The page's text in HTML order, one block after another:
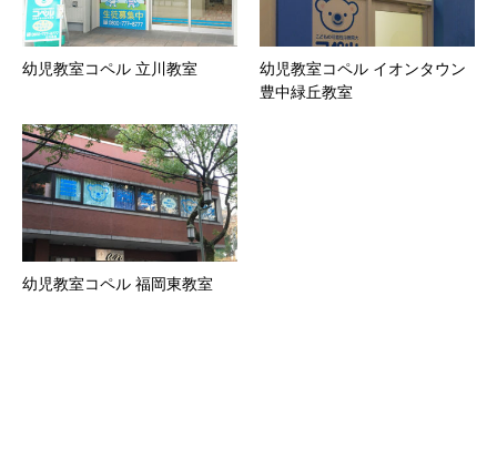
幼児教室コペル 立川教室
幼児教室コペル イオンタウン
豊中緑丘教室
幼児教室コペル 福岡東教室